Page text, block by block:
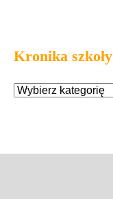
Kronika szkoły